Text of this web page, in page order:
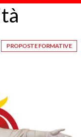
PROPOSTE FORMATIVE